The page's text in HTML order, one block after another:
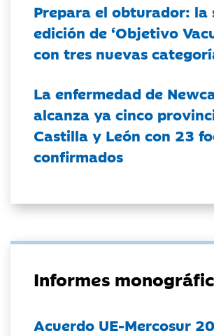
Prepara el obturador: la
edición de ‘Objetivo
con tres nuevas
La enfermedad de
alcanza ya cinco
Castilla y León con 23
confirmados
Informes
Acuerdo UE-Mercosur